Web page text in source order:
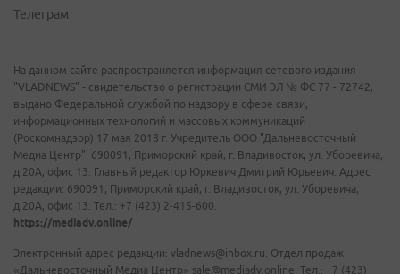
Телеграм
На данном сайте распространяется информация сетевого издания
"VLADNEWS" - свидетельство о регистрации СМИ ЭЛ № ФС 77 - 72742,
выдано Федеральной службой по надзору в сфере связи,
информационных технологий и массовых коммуникаций
(Роскомнадзор) 17 мая 2018 г. Учредитель ООО "Дальневосточный
Медиа Центр". 690091, Приморский край, г. Владивосток, ул. Уборевича,
д.20А, офис 13. Главный редактор Юркевич Дмитрий Юрьевич. Адрес
редакции: 690091, Приморский край, г. Владивосток, ул. Уборевича,
д.20А, офис 13. Тел.: +7 (423) 2-415-600.
https://mediadv.online/
Электронный адрес редакции: vladnews@inbox.ru. Отдел продаж
«Дальневосточный Медиа Центр» sale@mediadv.online. Тел.: +7 (423)